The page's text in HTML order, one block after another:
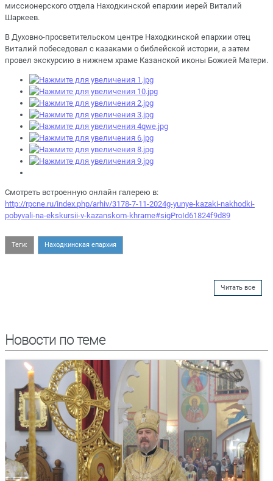
миссионерского отдела Находкинской епархии иерей Виталий
Шаркеев.
В Духовно-просветительском центре Находкинской епархии отец
Виталий побеседовал с казаками о библейской истории, а затем
провел экскурсию в нижнем храме Казанской иконы Божией Матери.
Смотреть встроенную онлайн галерею в:
http://rpcne.ru/index.php/arhiv/3178-7-11-2024g-yunye-kazaki-nakhodki-
pobyvali-na-ekskursii-v-kazanskom-khrame#sigProId61824f9d89
Теги: Находкинская епархия
Читать все
Новости по теме